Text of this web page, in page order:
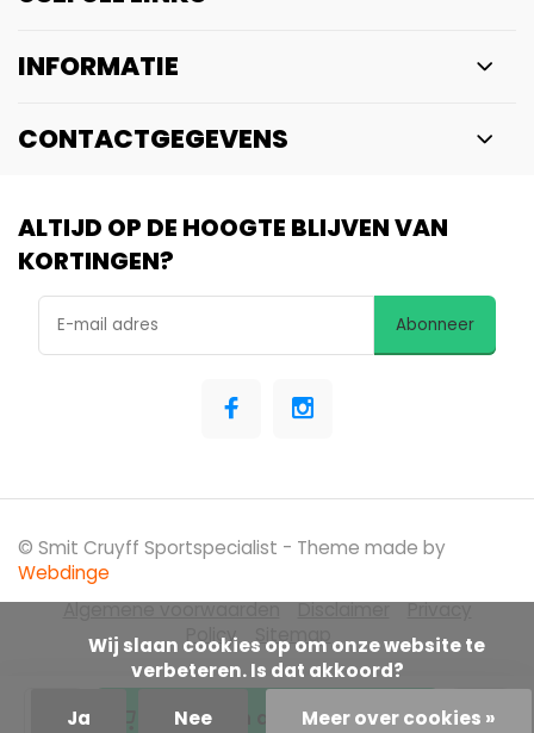
Toevoegen aan winkelwagen
INFORMATIE
CONTACTGEGEVENS
ALTIJD OP DE HOOGTE BLIJVEN VAN
KORTINGEN?
Abonneer
Algemene voorwaarden Disclaimer
Privacy
Policy
© Smit Cruyff Sportspecialist - Theme made by
Webdinge
verbeteren. Is dat akkoord?
Ja
Nee Meer over cookies »